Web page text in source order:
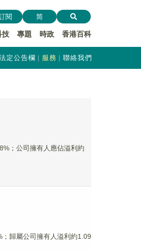
技 專題 時政 香港百科
閱 简
定公告欄 服務 聯絡我們
；公司擁有人應佔溢利約
歸屬公司擁有人溢利約1.09